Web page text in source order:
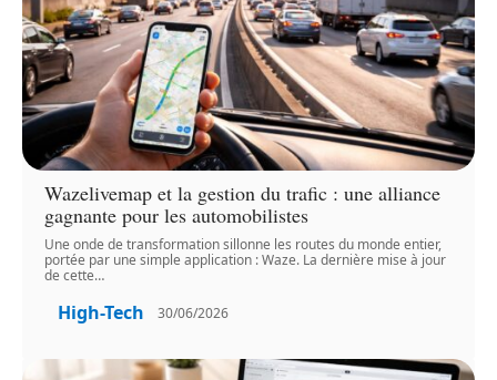
Wazelivemap et la gestion du trafic : une alliance
gagnante pour les automobilistes
Une onde de transformation sillonne les routes du monde entier,
portée par une simple application : Waze. La dernière mise à jour
de cette…
High-Tech 30/06/2026